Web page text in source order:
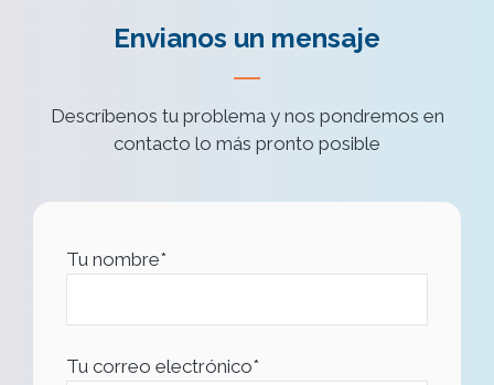
Envianos un mensaje
Descríbenos tu problema y nos pondremos en
contacto lo más pronto posible
Tu nombre*
Tu correo electrónico*